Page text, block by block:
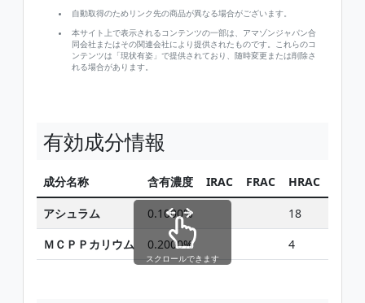
自動取得のためリンク先の商品が異なる場合がございます。
本サイト上で表示されるコンテンツの一部は、アマゾンジャパン合
同会社またはその関連会社により提供されたものです。これらのコ
ンテンツは「現状有姿」で提供されており、随時変更または削除さ
れる場合があります。
有効成分情報
成分名称 含有濃度 IRAC FRAC HRAC
アシュラム 0.1000%
18
ＭＣＰＰカリウム
0.2000% 4
スクロールできます